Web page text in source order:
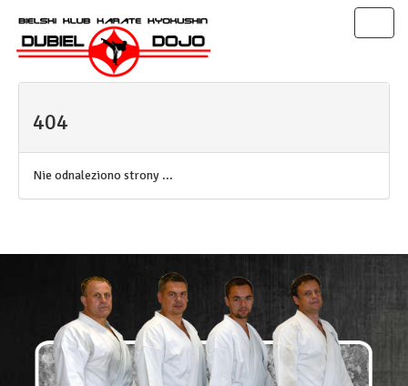
404
Nie odnaleziono strony ...